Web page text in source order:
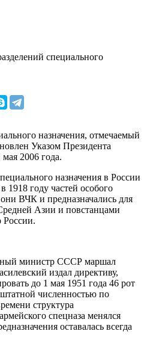
специального
назначения, отмечаемый
Указом Президента
2006 года.
назначения в России
1918 году частей особого
ВЧК и предназначались для
Азии и повстанцами
России.
министр СССР маршал
издал директиву,
до 1 мая 1951 года 46 рот
численностью по
структура
спецназа менялся
оставалась всегда